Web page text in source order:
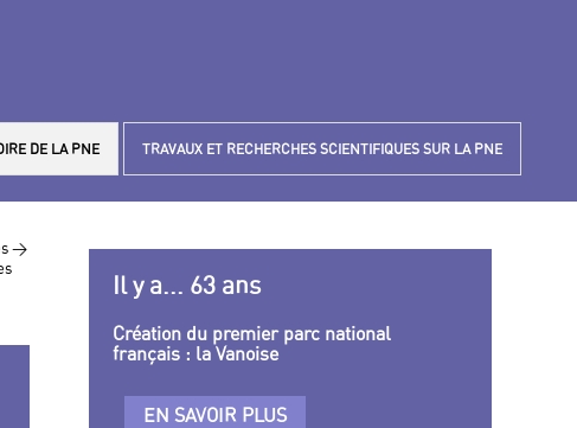
DE LA PNE TRAVAUX ET RECHERCHES SCIENTIFIQUES SUR LA PNE
>
Il y a... 63 ans
Création du premier parc national
français : la Vanoise
EN SAVOIR PLUS